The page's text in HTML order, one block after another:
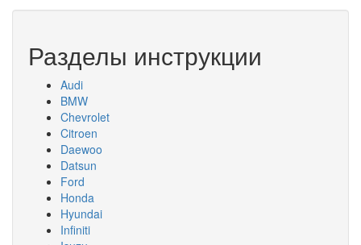
Разделы инструкции
Audi
BMW
Chevrolet
Citroen
Daewoo
Datsun
Ford
Honda
Hyundai
Infiniti